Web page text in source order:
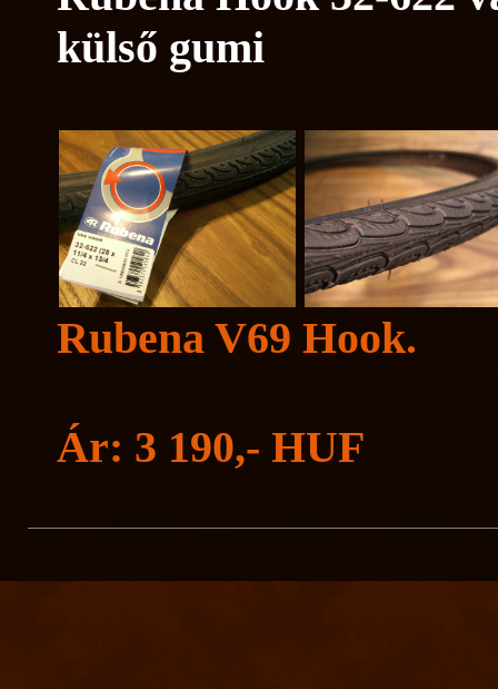
külső gumi
Rubena V69 Hook.
Ár: 3 190,- HUF